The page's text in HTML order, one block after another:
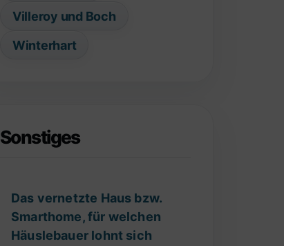
Villeroy und Boch
Winterhart
Sonstiges
Das vernetzte Haus bzw.
Smarthome, für welchen
Häuslebauer lohnt sich